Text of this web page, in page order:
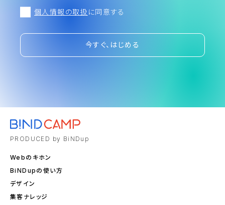
個人情報の取扱 に同意する
今すぐ、はじめる
PRODUCED by BiNDup
Webのキホン
BiNDupの使い方
デザイン
集客ナレッジ